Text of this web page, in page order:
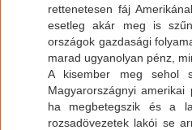
rettenetesen fáj
esetleg akár meg is
országok gazdasági
marad ugyanolyan pénz,
A kisember meg sehol
Magyarországnyi
ha megbetegszik és a
rozsadövezetek lakói se